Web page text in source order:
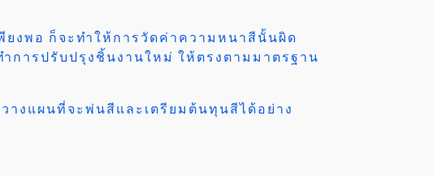
ยงพอ ก็จะทำให้การวัดค่าความหนาสีนั้นผิด
การปรับปรุงชิ้นงานใหม่ ให้ตรงตามมาตรฐาน
างแผนที่จะพ่นสีและเตรียมต้นทุนสีได้อย่าง